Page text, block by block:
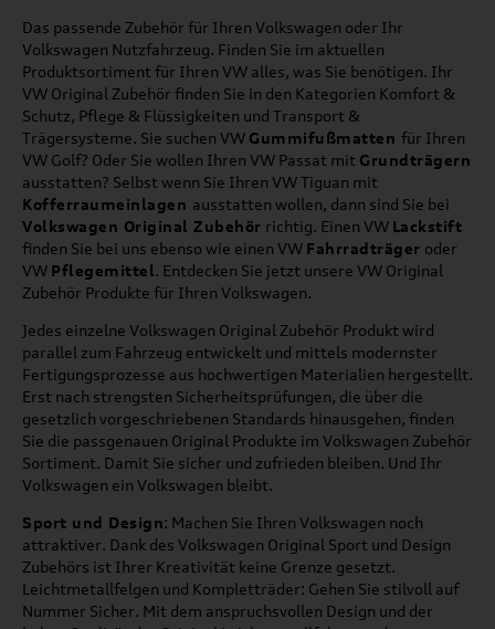
Das passende Zubehör für Ihren Volkswagen oder Ihr
Volkswagen Nutzfahrzeug. Finden Sie im aktuellen
Produktsortiment für Ihren VW alles, was Sie benötigen. Ihr
VW Original Zubehör finden Sie in den Kategorien Komfort &
Schutz, Pflege & Flüssigkeiten und Transport &
Trägersysteme. Sie suchen VW Gummifußmatten für Ihren
VW Golf? Oder Sie wollen Ihren VW Passat mit Grundträgern
ausstatten? Selbst wenn Sie Ihren VW Tiguan mit
Kofferraumeinlagen ausstatten wollen, dann sind Sie bei
Volkswagen Original Zubehör richtig. Einen VW Lackstift
finden Sie bei uns ebenso wie einen VW Fahrradträger oder
VW Pflegemittel. Entdecken Sie jetzt unsere VW Original
Zubehör Produkte für Ihren Volkswagen.
Jedes einzelne Volkswagen Original Zubehör Produkt wird
parallel zum Fahrzeug entwickelt und mittels modernster
Fertigungsprozesse aus hochwertigen Materialien hergestellt.
Erst nach strengsten Sicherheitsprüfungen, die über die
gesetzlich vorgeschriebenen Standards hinausgehen, finden
Sie die passgenauen Original Produkte im Volkswagen Zubehör
Sortiment. Damit Sie sicher und zufrieden bleiben. Und Ihr
Volkswagen ein Volkswagen bleibt.
Sport und Design: Machen Sie Ihren Volkswagen noch
attraktiver. Dank des Volkswagen Original Sport und Design
Zubehörs ist Ihrer Kreativität keine Grenze gesetzt.
Leichtmetallfelgen und Kompletträder: Gehen Sie stilvoll auf
Nummer Sicher. Mit dem anspruchsvollen Design und der